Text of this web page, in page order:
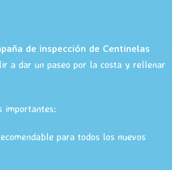
de inspección de Centinelas
a dar un paseo por la costa y rellenar
importantes:
para todos los nuevos